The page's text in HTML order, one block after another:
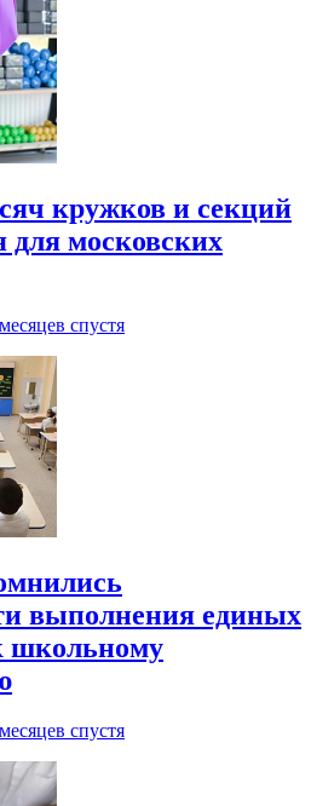
кружков и секций
для московских
спустя
выполнения единых
школьному
спустя